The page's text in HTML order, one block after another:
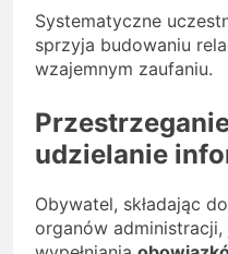
Systematyczne
sprzyja budowaniu
wzajemnym zaufaniu.
udzielanie
Obywatel, składając
organów